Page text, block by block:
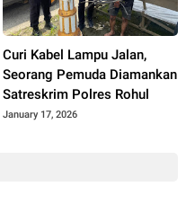
Curi Kabel Lampu Jalan,
Seorang Pemuda Diamankan
Satreskrim Polres Rohul
January 17, 2026